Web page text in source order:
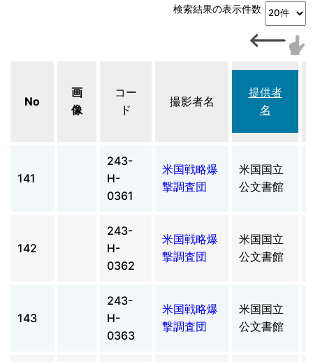
検索結果の表示件数
No
画
像
コー
ド
撮影者名
提供者
名
141
243-
H-
0361
米国戦略爆
撃調査団
米国国立
公文書館
142
243-
H-
0362
米国戦略爆
撃調査団
米国国立
公文書館
143
243-
H-
0363
米国戦略爆
撃調査団
米国国立
公文書館